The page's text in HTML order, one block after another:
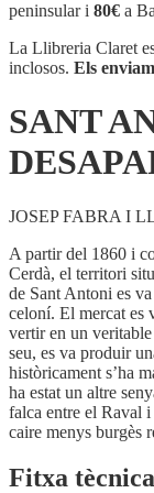
DESAPAREGUT
peninsular i 80€ a
La Llibreria Claret
inclosos. Els
SANT
JOSEP FABRA I
A partir del 1860 i
Cerdà, el territori
de Sant Antoni es
celoní. El mercat es
vertir en un
seu, es va produir
històricament s’ha
ha estat un altre
falca entre el Raval
caire menys burgès
Fitxa tècnica